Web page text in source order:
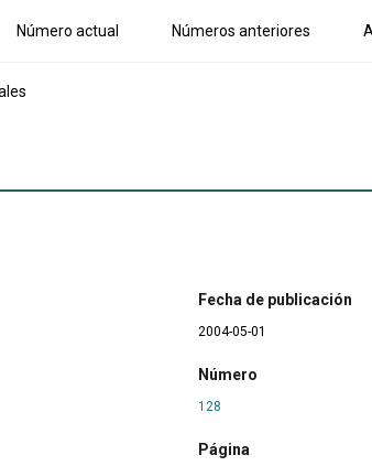
Número actual Números anteriores
Fecha de publicación
2004-05-01
Número
128
Página